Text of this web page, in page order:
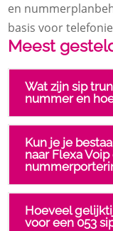
en
basis voor
Meest
Wat zijn sip
nummer en
Kun je je
naar Flexa
Hoeveel
voor een 053